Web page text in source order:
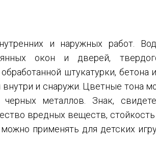
и наружных работ.
окон и дверей,
штукатурки, бетона
и снаружи. Цветные тона
металлов. Знак,
вредных веществ,
применять для детских